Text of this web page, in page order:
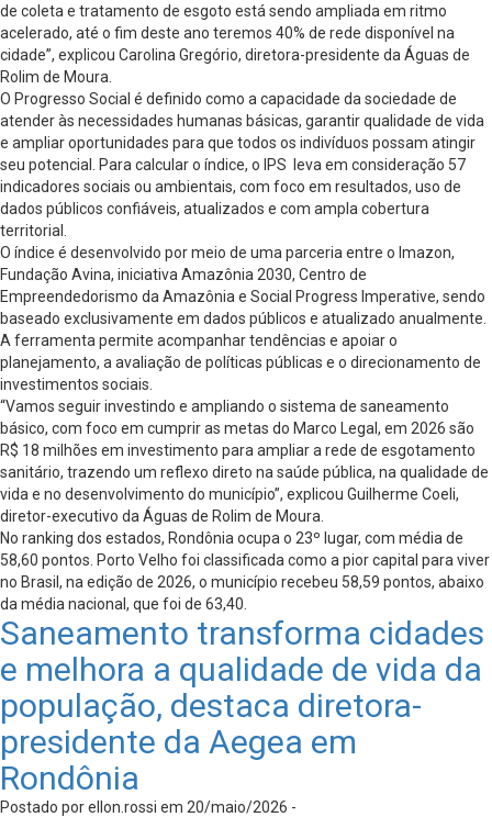
de coleta e tratamento de esgoto está sendo ampliada em ritmo
acelerado, até o fim deste ano teremos 40% de rede disponível na
cidade”, explicou Carolina Gregório, diretora-presidente da Águas de
Rolim de Moura.
O Progresso Social é definido como a capacidade da sociedade de
atender às necessidades humanas básicas, garantir qualidade de vida
e ampliar oportunidades para que todos os indivíduos possam atingir
seu potencial. Para calcular o índice, o IPS leva em consideração 57
indicadores sociais ou ambientais, com foco em resultados, uso de
dados públicos confiáveis, atualizados e com ampla cobertura
territorial.
O índice é desenvolvido por meio de uma parceria entre o Imazon,
Fundação Avina, iniciativa Amazônia 2030, Centro de
Empreendedorismo da Amazônia e Social Progress Imperative, sendo
baseado exclusivamente em dados públicos e atualizado anualmente.
A ferramenta permite acompanhar tendências e apoiar o
planejamento, a avaliação de políticas públicas e o direcionamento de
investimentos sociais.
“Vamos seguir investindo e ampliando o sistema de saneamento
básico, com foco em cumprir as metas do Marco Legal, em 2026 são
R$ 18 milhões em investimento para ampliar a rede de esgotamento
sanitário, trazendo um reflexo direto na saúde pública, na qualidade de
vida e no desenvolvimento do município”, explicou Guilherme Coeli,
diretor-executivo da Águas de Rolim de Moura.
No ranking dos estados, Rondônia ocupa o 23º lugar, com média de
58,60 pontos. Porto Velho foi classificada como a pior capital para viver
no Brasil, na edição de 2026, o município recebeu 58,59 pontos, abaixo
da média nacional, que foi de 63,40.
Saneamento transforma cidades
e melhora a qualidade de vida da
população, destaca diretora-
presidente da Aegea em
Rondônia
Postado por ellon.rossi em 20/maio/2026 -